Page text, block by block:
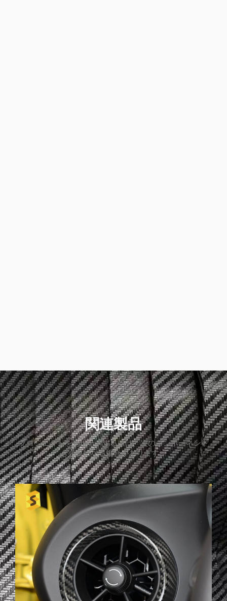
関連製品
プロジェクトをサポートするには、次のコンポーネント
も必要になる場合があります。